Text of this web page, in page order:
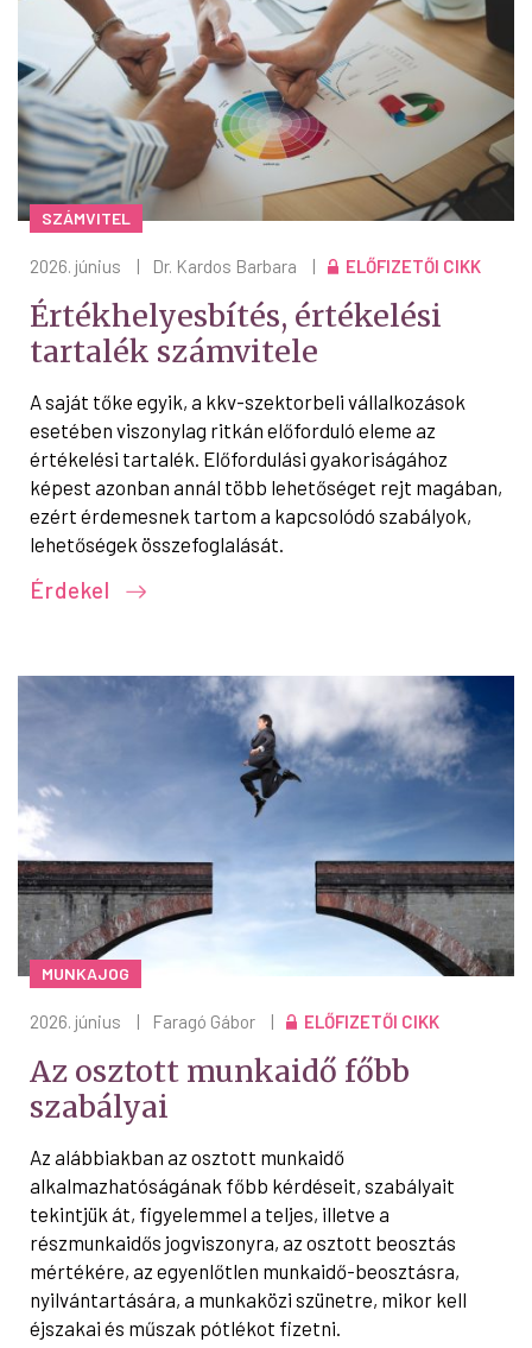
SZÁMVITEL
2026. június | Dr. Kardos Barbara | ELŐFIZETŐI CIKK
Értékhelyesbítés, értékelési
tartalék számvitele
A saját tőke egyik, a kkv-szektorbeli vállalkozások
esetében viszonylag ritkán előforduló eleme az
értékelési tartalék. Előfordulási gyakoriságához
képest azonban annál több lehetőséget rejt magában,
ezért érdemesnek tartom a kapcsolódó szabályok,
lehetőségek összefoglalását.
Érdekel
MUNKAJOG
2026. június | Faragó Gábor | ELŐFIZETŐI CIKK
Az osztott munkaidő főbb
szabályai
Az alábbiakban az osztott munkaidő
alkalmazhatóságának főbb kérdéseit, szabályait
tekintjük át, figyelemmel a teljes, illetve a
részmunkaidős jogviszonyra, az osztott beosztás
mértékére, az egyenlőtlen munkaidő-beosztásra,
nyilvántartására, a munkaközi szünetre, mikor kell
éjszakai és műszak pótlékot fizetni.